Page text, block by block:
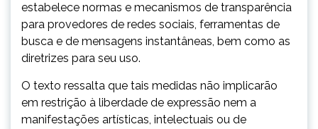
estabelece normas e mecanismos de transparência
para provedores de redes sociais, ferramentas de
busca e de mensagens instantâneas, bem como as
diretrizes para seu uso.
O texto ressalta que tais medidas não implicarão
em restrição à liberdade de expressão nem a
manifestações artísticas, intelectuais ou de